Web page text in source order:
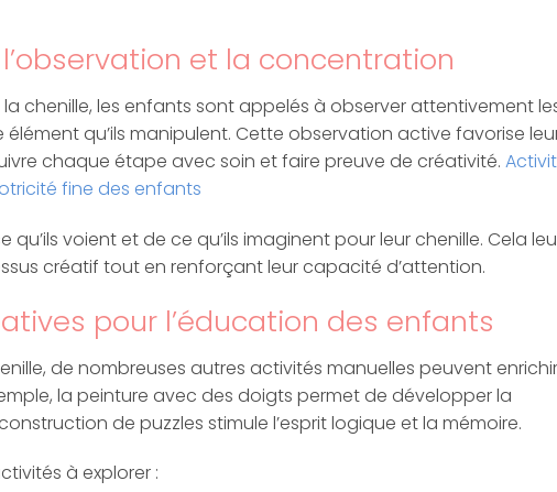
et la concentration
chenille, les enfants sont appelés à observer attentivement
qu’ils manipulent. Cette observation active favorise
chaque étape avec soin et faire preuve de créativité.
fine des enfants
voient et de ce qu’ils imaginent pour leur chenille. Cela
créatif tout en renforçant leur capacité d’attention.
pour l’éducation des enfants
de nombreuses autres activités manuelles peuvent enrichir
la peinture avec des doigts permet de développer la
de puzzles stimule l’esprit logique et la mémoire.
à explorer :